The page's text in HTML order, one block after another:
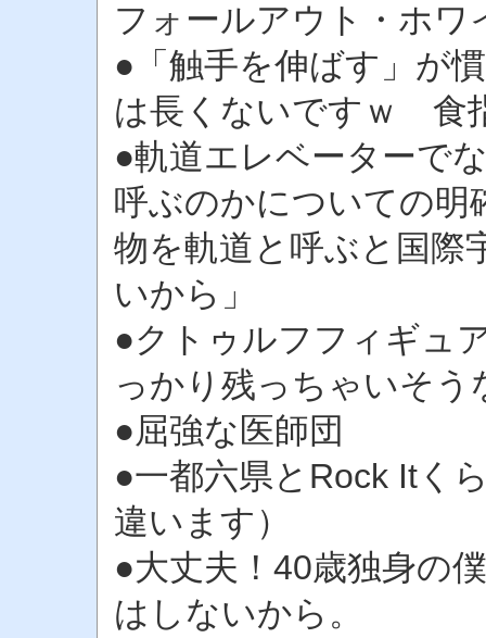
フォールアウト・ホ
●「触手を伸ばす」が
は長くないですｗ
●軌道エレベーターで
呼ぶのかについての明
物を軌道と呼ぶと国際
いから」
●クトゥルフフィギュ
っかり残っちゃいそ
●屈強な医師団
●一都六県とRock Itく
違います）
●大丈夫！40歳独身の
はしないから。